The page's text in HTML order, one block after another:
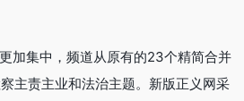
加集中，频道从原有的23个精简合并
主责主业和法治主题。新版正义网采